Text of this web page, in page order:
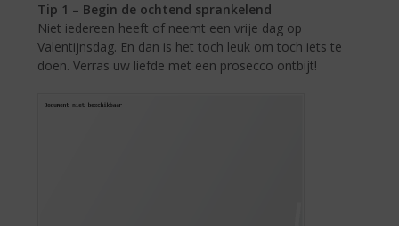
Tip 1 – Begin de ochtend sprankelend
Niet iedereen heeft of neemt een vrije dag op
Valentijnsdag. En dan is het toch leuk om toch iets te
doen. Verras uw liefde met een prosecco ontbijt!